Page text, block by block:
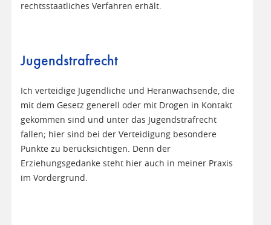
rechtsstaatliches Verfahren erhält.
Jugendstrafrecht
Ich verteidige Jugendliche und Heranwachsende, die
mit dem Gesetz generell oder mit Drogen in Kontakt
gekommen sind und unter das Jugendstrafrecht
fallen; hier sind bei der Verteidigung besondere
Punkte zu berücksichtigen. Denn der
Erziehungsgedanke steht hier auch in meiner Praxis
im Vordergrund.